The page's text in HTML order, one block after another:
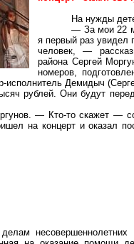
На нужды
— За мои 22
я первый раз увидел
человек, —
района Сергей
номеров,
исполнитель Демидыч
рублей. Они будут
. — Кто-то скажет —
на концерт и оказал